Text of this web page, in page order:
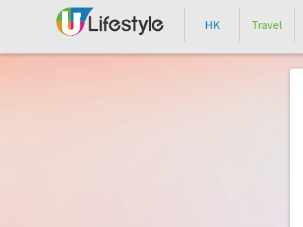
HK Travel